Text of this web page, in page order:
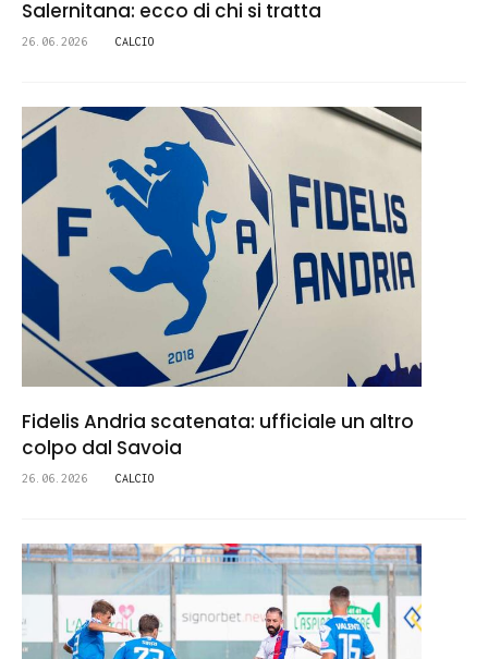
Salernitana: ecco di chi si tratta
26.06.2026 CALCIO
Fidelis Andria scatenata: ufficiale un altro
colpo dal Savoia
26.06.2026 CALCIO